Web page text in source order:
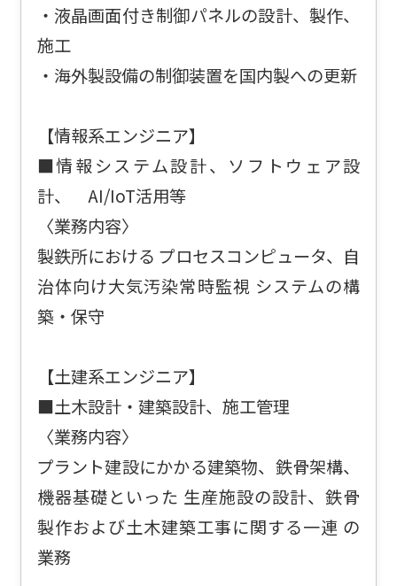
・液晶画面付き制御パネルの設計、製作、
施工
・海外製設備の制御装置を国内製への更新
【情報系エンジニア】
■情報システム設計、ソフトウェア設
計、 AI/IoT活用等
〈業務内容〉
製鉄所における プロセスコンピュータ、自
治体向け大気汚染常時監視 システムの構
築・保守
【土建系エンジニア】
■土木設計・建築設計、施工管理
〈業務内容〉
プラント建設にかかる建築物、鉄骨架構、
機器基礎といった 生産施設の設計、鉄骨
製作および土木建築工事に関する一連 の
業務